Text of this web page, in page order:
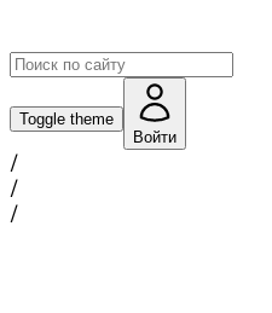
Toggle theme
Войти
/
/
/